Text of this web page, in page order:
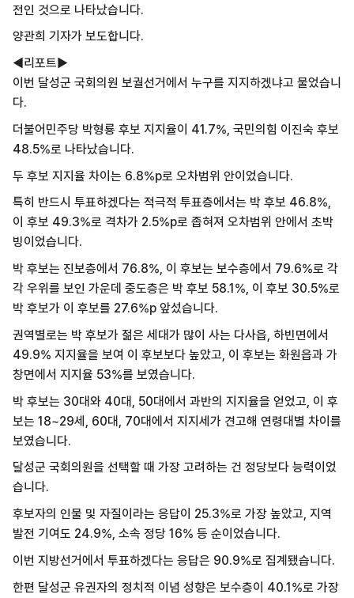
전인 것으로 나타났습니다.
양관희 기자가 보도합니다.
◀리포트▶
이번 달성군 국회의원 보궐선거에서 누구를 지지하겠냐고 물었습니
다.
더불어민주당 박형룡 후보 지지율이 41.7%, 국민의힘 이진숙 후보
48.5%로 나타났습니다.
두 후보 지지율 차이는 6.8%p로 오차범위 안이었습니다.
특히 반드시 투표하겠다는 적극적 투표층에서는 박 후보 46.8%,
이 후보 49.3%로 격차가 2.5%p로 좁혀져 오차범위 안에서 초박
빙이었습니다.
박 후보는 진보층에서 76.8%, 이 후보는 보수층에서 79.6%로 각
각 우위를 보인 가운데 중도층은 박 후보 58.1%, 이 후보 30.5%로
박 후보가 이 후보를 27.6%p 앞섰습니다.
권역별로는 박 후보가 젊은 세대가 많이 사는 다사읍, 하빈면에서
49.9% 지지율을 보여 이 후보보다 높았고, 이 후보는 화원읍과 가
창면에서 지지율 53%를 보였습니다.
박 후보는 30대와 40대, 50대에서 과반의 지지율을 얻었고, 이 후
보는 18~29세, 60대, 70대에서 지지세가 견고해 연령대별 차이를
보였습니다.
달성군 국회의원을 선택할 때 가장 고려하는 건 정당보다 능력이었
습니다.
후보자의 인물 및 자질이라는 응답이 25.3%로 가장 높았고, 지역
발전 기여도 24.9%, 소속 정당 16% 등 순이었습니다.
이번 지방선거에서 투표하겠다는 응답은 90.9%로 집계됐습니다.
한편 달성군 유권자의 정치적 이념 성향은 보수층이 40.1%로 가장